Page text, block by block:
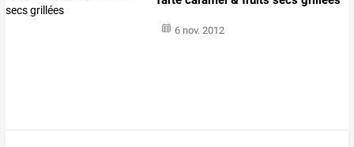
6 nov. 2012